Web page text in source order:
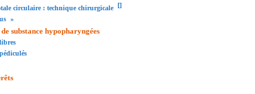
circulaire : technique chirurgicale []
»
substance hypopharyngées